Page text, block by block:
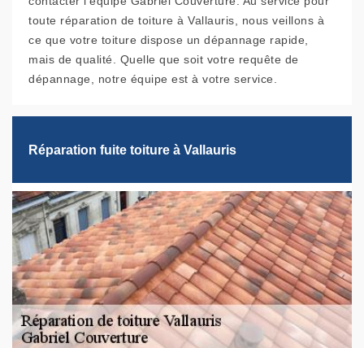
toute réparation de toiture à Vallauris, nous veillons à
ce que votre toiture dispose un dépannage rapide,
mais de qualité. Quelle que soit votre requête de
dépannage, notre équipe est à votre service.
Réparation fuite toiture à Vallauris